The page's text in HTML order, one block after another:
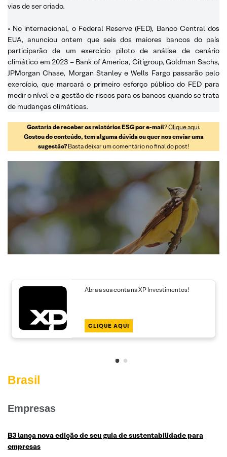
vias de ser criado.
• No internacional, o Federal Reserve (FED), Banco Central dos
EUA, anunciou ontem que seis dos maiores bancos do país
participarão de um exercício piloto de análise de cenário
climático em 2023 – Bank of America, Citigroup, Goldman Sachs,
JPMorgan Chase, Morgan Stanley e Wells Fargo passarão pelo
exercício, que marcará o primeiro esforço público do FED para
medir o nível e a gestão de riscos para os bancos quando se trata
de mudanças climáticas.
Gostaria de receber os relatórios ESG por e-mail?Clique aqui.
Gostou do conteúdo, tem alguma dúvida ou quer nos enviar uma
sugestão?Basta deixar um comentário no final do post!
Abra a sua conta na XP Investimentos!
CLIQUE AQUI
Brasil
Empresas
B3 lança nova edição de seu guia de sustentabilidade para
empresas